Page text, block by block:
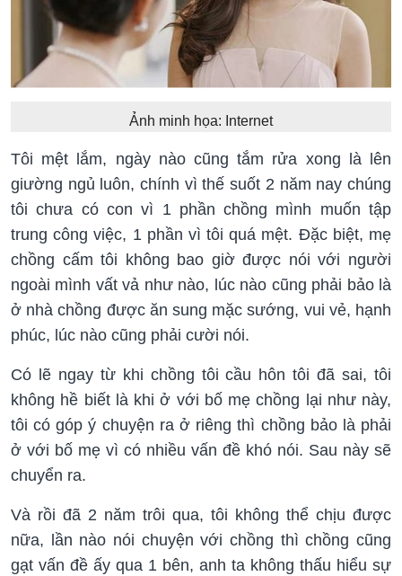
Ảnh minh họa: Internet
Tôi mệt lắm, ngày nào cũng tắm rửa xong là lên
giường ngủ luôn, chính vì thế suốt 2 năm nay chúng
tôi chưa có con vì 1 phần chồng mình muốn tập
trung công việc, 1 phần vì tôi quá mệt. Đặc biệt, mẹ
chồng cấm tôi không bao giờ được nói với người
ngoài mình vất vả như nào, lúc nào cũng phải bảo là
ở nhà chồng được ăn sung mặc sướng, vui vẻ, hạnh
phúc, lúc nào cũng phải cười nói.
Có lẽ ngay từ khi chồng tôi cầu hôn tôi đã sai, tôi
không hề biết là khi ở với bố mẹ chồng lại như này,
tôi có góp ý chuyện ra ở riêng thì chồng bảo là phải
ở với bố mẹ vì có nhiều vấn đề khó nói. Sau này sẽ
chuyển ra.
Và rồi đã 2 năm trôi qua, tôi không thể chịu được
nữa, lần nào nói chuyện với chồng thì chồng cũng
gạt vấn đề ấy qua 1 bên, anh ta không thấu hiểu sự